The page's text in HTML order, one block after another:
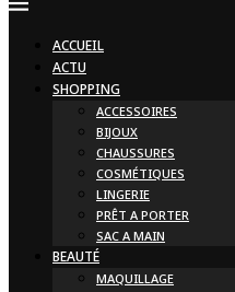
ACCUEIL
ACTU
SHOPPING
ACCESSOIRES
BIJOUX
CHAUSSURES
COSMÉTIQUES
LINGERIE
PRÊT A PORTER
SAC A MAIN
BEAUTÉ
MAQUILLAGE